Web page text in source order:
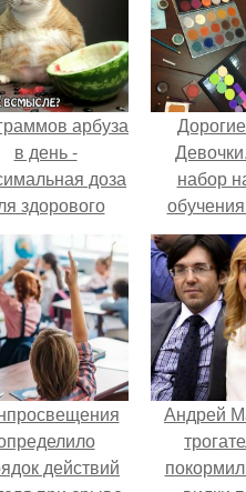
арбуза
в день -
доза
здорового
взрослого,
врачи.
набор
Себе
действий
Андрей